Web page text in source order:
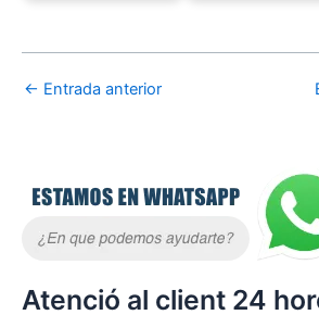
← Entrada anterior
Atenció al client 24